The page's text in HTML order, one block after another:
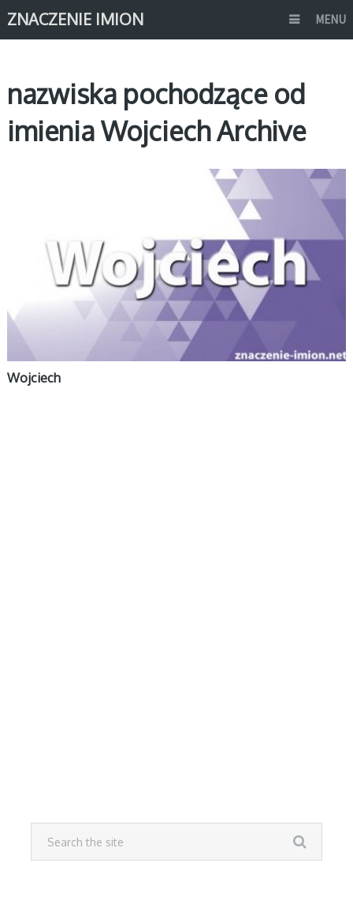
ZNACZENIE IMION MENU
nazwiska pochodzące od
imienia Wojciech Archive
Wojciech